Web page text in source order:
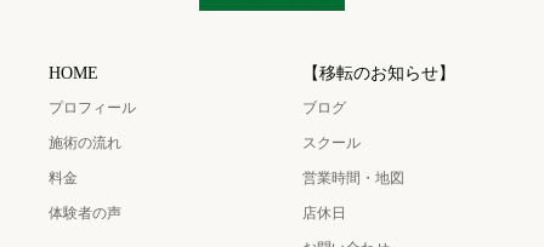
HOME
プロフィール
施術の流れ
料金
体験者の声
【移転のお知らせ】
ブログ
スクール
営業時間・地図
店休日